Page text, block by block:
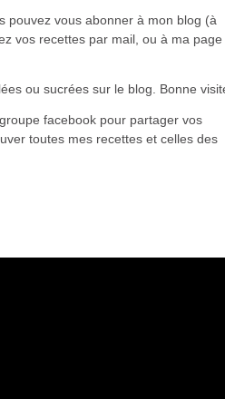
pouvez vous abonner à mon blog (à
vos recettes par mail, ou à ma page
ou sucrées sur le blog. Bonne
facebook pour partager vos
toutes mes recettes et celles des